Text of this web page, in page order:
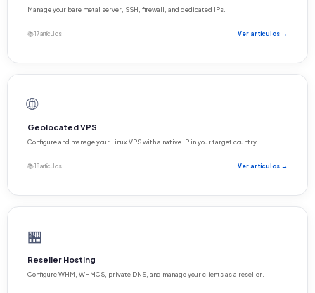
Manage your bare metal server, SSH, firewall, and dedicated IPs.
📚 17 artículos Ver artículos →
🌐
Geolocated VPS
Configure and manage your Linux VPS with a native IP in your target country.
📚 18 artículos Ver artículos →
🏪
Reseller Hosting
Configure WHM, WHMCS, private DNS, and manage your clients as a reseller.